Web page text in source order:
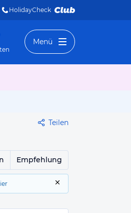
HolidayCheck
Menü
Teilen
Empfehlung